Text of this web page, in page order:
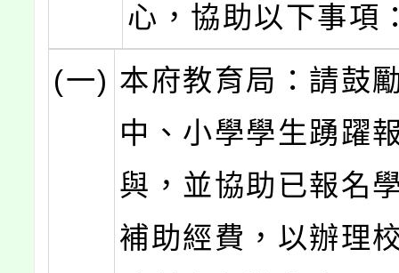
心，協助以下事項
(一) 本府教育局：請鼓
中、小學學生踴躍
與，並協助已報名
補助經費，以辦理